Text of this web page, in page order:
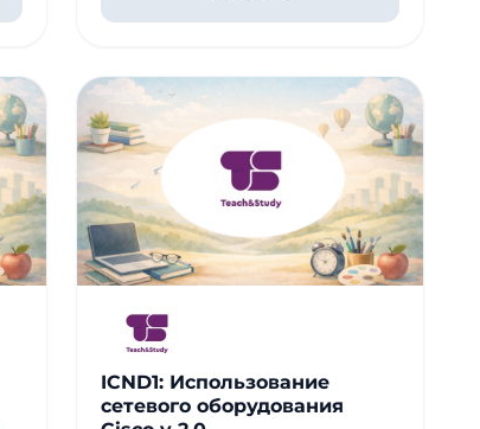
ICND1: Использование
сетевого оборудования